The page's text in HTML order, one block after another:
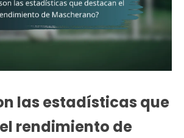
las estadísticas que
rendimiento de